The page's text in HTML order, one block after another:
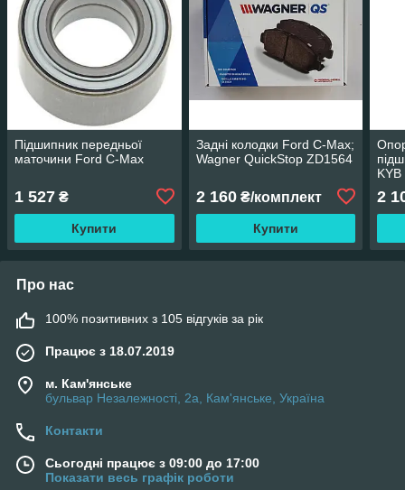
Підшипник передньої
маточини Ford C-Max
1 527 ₴
Купити
Задні колодки Ford C-Max;
Wagner QuickStop ZD1564
2 160₴/комплект
Купити
KYB
2
Про нас
100% позитивних з 105 відгуків за рік
Працює з 18.07.2019
м. Кам'янське
бульвар Незалежності, 2а, Кам'янське, Україна
Контакти
Сьогодні працює з 09:00 до 17:00
Показати весь графік роботи